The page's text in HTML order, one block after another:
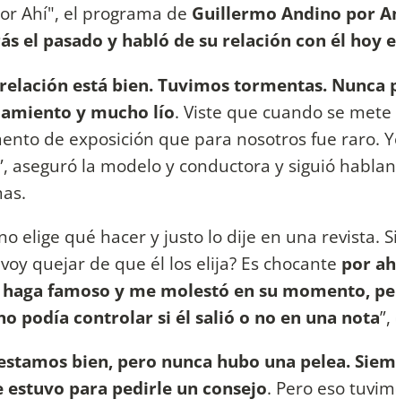
Ahí", el programa de Guillermo Andino por
el pasado y habló de su relación con él hoy
está bien. Tuvimos tormentas. Nunca
y mucho lío. Viste que cuando se
de exposición que para nosotros fue raro.
aseguró la modelo y conductora y siguió
elige qué hacer y justo lo dije en una revista.
quejar de que él los elija? Es chocante por
haga famoso y me molestó en su momento,
podía controlar si él salió o no en una nota
bien, pero nunca hubo una pelea.
estuvo para pedirle un consejo. Pero eso